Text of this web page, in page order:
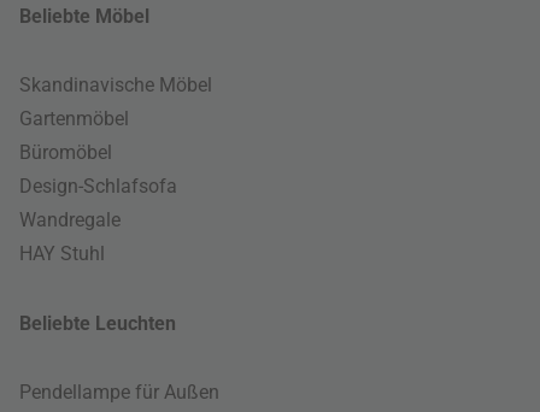
Beliebte Möbel
Skandinavische Möbel
Gartenmöbel
Büromöbel
Design-Schlafsofa
Wandregale
HAY Stuhl
Beliebte Leuchten
Pendellampe für Außen